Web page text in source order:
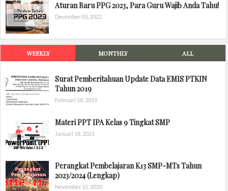
Aturan Baru PPG 2023, Para Guru Wajib Anda Tahu!
December 03, 2022
WEEKLY MONTHLY ALL
Surat Pemberitahuan Update Data EMIS PTKIN
Tahun 2019
Februari 18, 2019
Materi PPT IPA Kelas 9 Tingkat SMP
Januari 18, 2021
Perangkat Pembelajaran K13 SMP-MTs Tahun
2023/2024 (Lengkap)
November 15, 2020